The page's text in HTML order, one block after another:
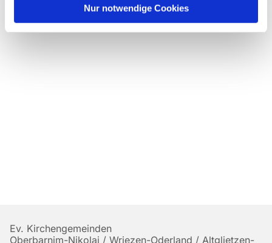
Nur notwendige Cookies
Ev. Kirchengemeinden
Oberbarnim-Nikolai / Wriezen-Oderland / Altglietzen-